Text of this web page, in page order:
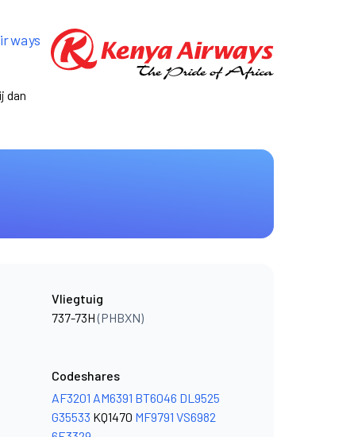
dan
Vliegtuig
737-73H(PHBXN)
Codeshares
AF3201 AM6391 BT6046 DL9525
G35533 KQ1470 MF9791 VS6982